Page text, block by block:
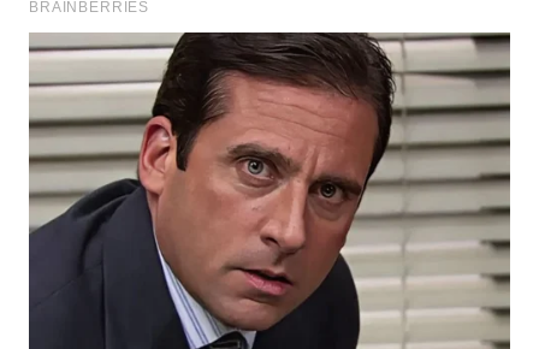
KONSUMEN
WAHANA
LISTRIK
WAHANA
TRAVEL